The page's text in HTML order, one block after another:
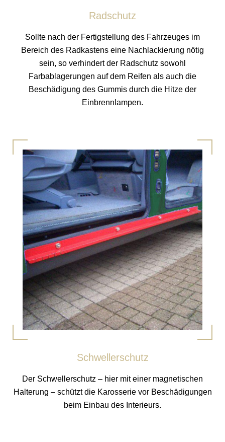
Radschutz
Sollte nach der Fertigstellung des Fahrzeuges im
Bereich des Radkastens eine Nachlackierung nötig
sein, so verhindert der Radschutz sowohl
Farbablagerungen auf dem Reifen als auch die
Beschädigung des Gummis durch die Hitze der
Einbrennlampen.
Schwellerschutz
Der Schwellerschutz – hier mit einer magnetischen
Halterung – schützt die Karosserie vor Beschädigungen
beim Einbau des Interieurs.